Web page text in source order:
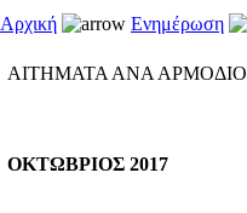
Αρχική Ενημέρωση
ΑΙΤΗΜΑΤΑ ΑΝΑ
ΟΚΤΩΒΡΙΟΣ 2017